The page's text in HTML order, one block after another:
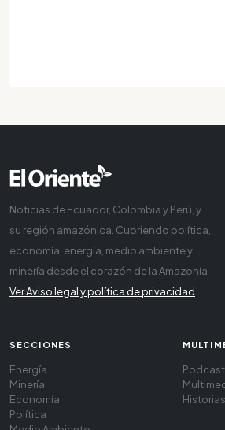
Noticias de Ecuador, Colombia y Perú, y
su región amazónica. Cubriendo política,
economía, energía, medio ambiente y
minería desde el corazón de la Amazonía
Ver Aviso legal y política de privacidad
SECCIONES
Energía
Minería
Economía
Política
Historias